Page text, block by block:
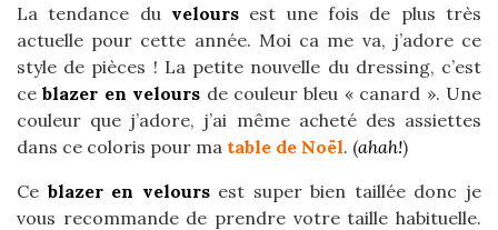
La tendance du velours est une fois de plus très
actuelle pour cette année. Moi ca me va, j’adore ce
style de pièces ! La petite nouvelle du dressing, c’est
ceblazer en velours de couleur bleu « canard ». Une
couleur que j’adore, j’ai même acheté des assiettes
dans ce coloris pour ma table de Noël. (ahah!)
Ce blazer en veloursest super bien taillée donc je
vous recommande de prendre votre taille habituelle.